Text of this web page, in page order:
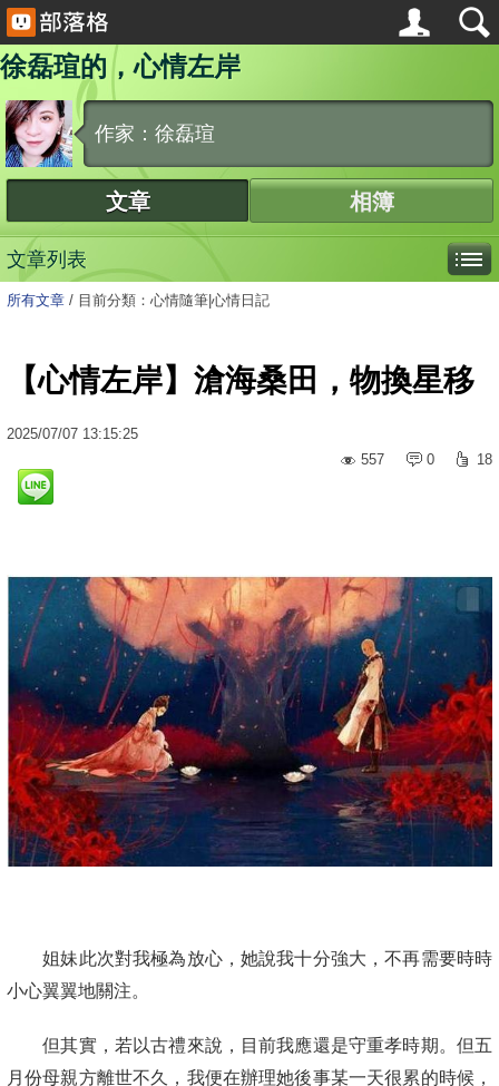
徐磊瑄的，心情左岸
作家：徐磊瑄
文章 相簿
文章列表
所有文章 / 目前分類：心情隨筆|心情日記
【心情左岸】滄海桑田，物換星移
2025/07/07 13:15:25
557
0 18
姐妹此次對我極為放心，她說我十分強大，不再需要時時
小心翼翼地關注。
但其實，若以古禮來說，目前我應還是守重孝時期。但五
月份母親方離世不久，我便在辦理她後事某一天很累的時候，